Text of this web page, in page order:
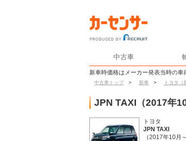
中古車
新車時価格はメーカー発表当時の車
中古車トップ > 新車 > トヨタ（
JPN TAXI（2017年
トヨタ
JPN TAXI
（2017年10月